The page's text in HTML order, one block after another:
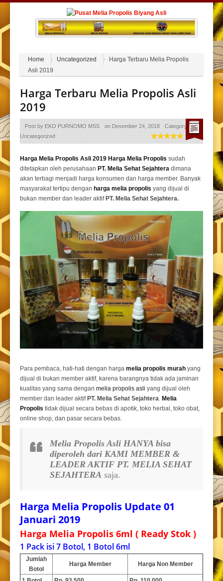
Home Uncategorized
Harga Terbaru Melia Propolis
Asli 2019
Harga Terbaru Melia Propolis Asli
2019
Post byEKO PURNOMO MSS onDesember 24, 2018
Category :
Uncategorized
Harga Melia Propolis Asli 2019 Harga Melia Propolis sudah
ditetapkan oleh perusahaan PT. Melia Sehat Sejahtera dimana
akan terbagi menjadi harga konsumen dan harga member. Banyak
masyarakat tertipu dengan harga melia propolis yang dijual di
bukan member dan leader aktif PT. Melia Sehat Sejahtera.
Para pembaca, hati-hati dengan harga melia propolis murah yang
dijual di bukan member aktif, karena barangnya tidak ada jaminan
kualitas yang sama dengan melia propolis asli yang dijual oleh
member dan leader aktif PT. Melia Sehat Sejahtera. Melia
Propolis tidak dijual secara bebas di apotik, toko herbal, toko obat,
online shop, dan pasar secara bebas.
Melia Propolis Asli HANYA bisa
diperoleh dari KAMI MEMBER &
LEADER AKTIF PT. MELIA SEHAT
SEJAHTERA saja.
Harga Melia Propolis Update 01
Januari 2019
Harga Melia Propolis 6ml ( Ready Stok )
1 Pack isi 7 Botol, 1 Botol 6ml
Jumlah
Botol
Harga Member Harga Non Member